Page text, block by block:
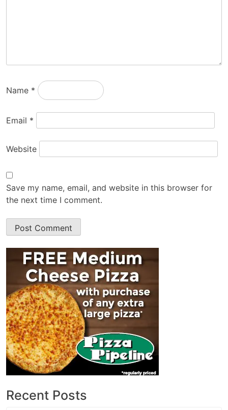
Name *
Email *
Website
Save my name, email, and website in this browser for
the next time I comment.
Recent Posts